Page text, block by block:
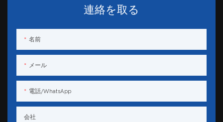
連絡を取る
名前
メール
電話/WhatsApp
会社